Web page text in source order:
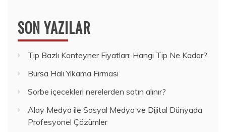
SON YAZILAR
Tip Bazlı Konteyner Fiyatları: Hangi Tip Ne Kadar?
Bursa Halı Yıkama Firması
Sorbe içecekleri nerelerden satın alınır?
Alay Medya ile Sosyal Medya ve Dijital Dünyada
Profesyonel Çözümler